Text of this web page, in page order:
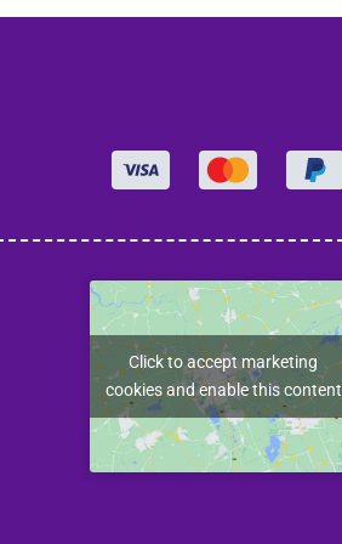
Click to accept marketing
cookies and enable this content